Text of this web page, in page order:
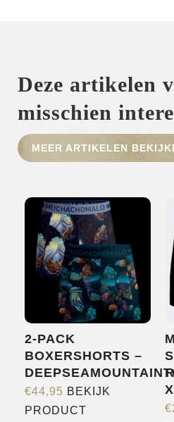
SHOP
OVER
NIEUWS
Deze artikelen
misschien
MEER ARTIKELEN
2-PACK
BOXERSHORTS –
€44,95 BEKIJK
PRODUCT
€